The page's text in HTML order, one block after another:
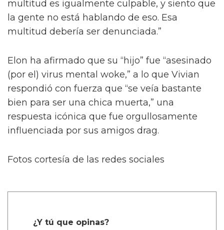
multitud es igualmente culpable, y siento que
la gente no está hablando de eso. Esa
multitud debería ser denunciada.”
Elon ha afirmado que su “hijo” fue “asesinado
(por el) virus mental woke,” a lo que Vivian
respondió con fuerza que “se veía bastante
bien para ser una chica muerta,” una
respuesta icónica que fue orgullosamente
influenciada por sus amigos drag.
Fotos cortesía de las redes sociales
¿Y tú que opinas?